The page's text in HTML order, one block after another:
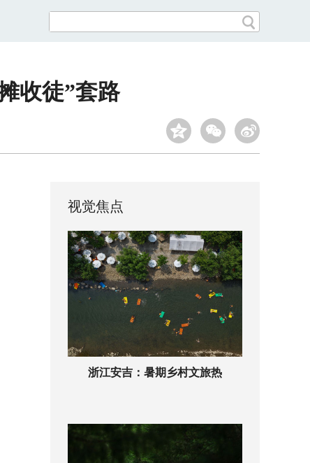
收徒”套路
视觉焦点
浙江安吉：暑期乡村文旅热